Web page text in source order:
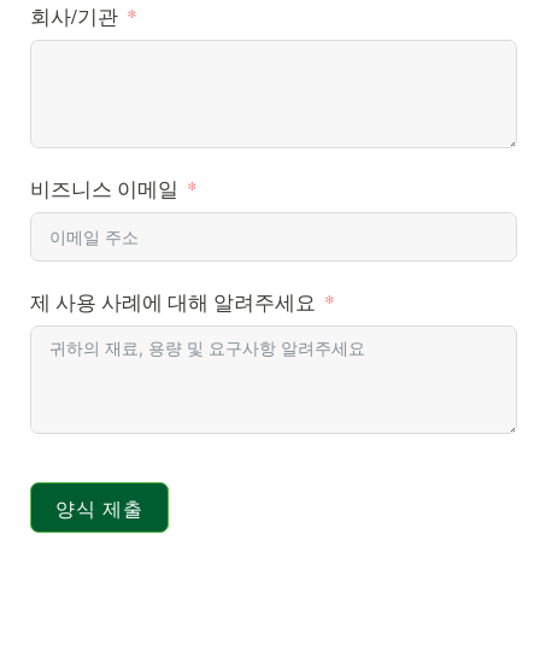
회사/기관
비즈니스 이메일
제 사용 사례에 대해 알려주세요
양식 제출